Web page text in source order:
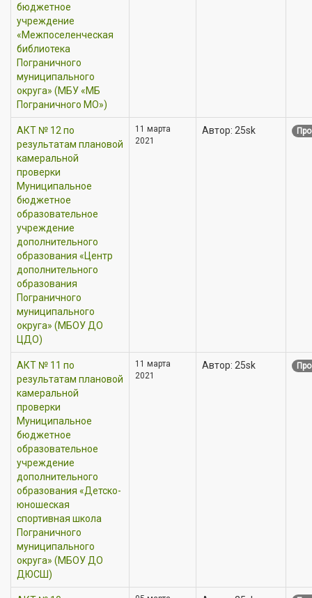
бюджетное
учреждение
«Межпоселенческая
библиотека
Пограничного
муниципального
округа» (МБУ «МБ
Пограничного МО»)
АКТ № 12 по
результатам плановой
камеральной
проверки
Муниципальное
бюджетное
образовательное
учреждение
дополнительного
образования «Центр
дополнительного
образования
Пограничного
муниципального
округа» (МБОУ ДО
ЦДО)
11 марта
2021
Автор: 25sk
АКТ № 11 по
результатам плановой
камеральной
проверки
Муниципальное
бюджетное
образовательное
учреждение
дополнительного
образования «Детско-
юношеская
спортивная школа
Пограничного
муниципального
округа» (МБОУ ДО
ДЮСШ)
11 марта
2021
Автор: 25sk